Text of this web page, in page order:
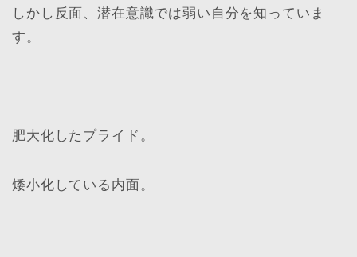
しかし反面、潜在意識では弱い自分を知っていま
す。
肥大化したプライド。
矮小化している内面。